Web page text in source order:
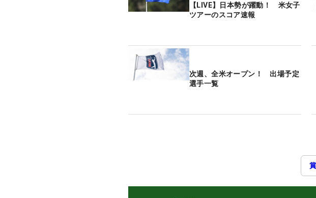
【LIVE】日本勢が躍動！ 米女子
ツアーのスコア速報
次週、全米オープン！ 出場予定
選手一覧